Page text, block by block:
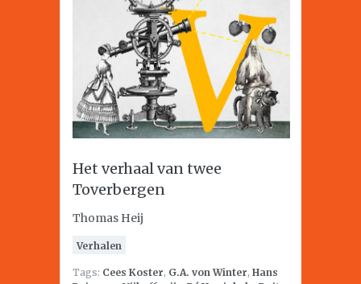
Het verhaal van twee
Toverbergen
Thomas Heij
Verhalen
Tags: Cees Koster, G.A. von Winter, Hans